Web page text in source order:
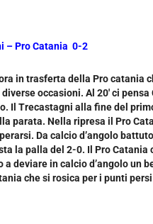
– Pro Catania 0-2
in trasferta della Pro catania
occasioni. ‎Al 20′ ci
Il Trecastagni alla fine del
parata. Nella ripresa il Pro
Da calcio d’angolo
la palla del 2-0. Il Pro
a deviare in calcio d’angolo un
che si rosica per i punti